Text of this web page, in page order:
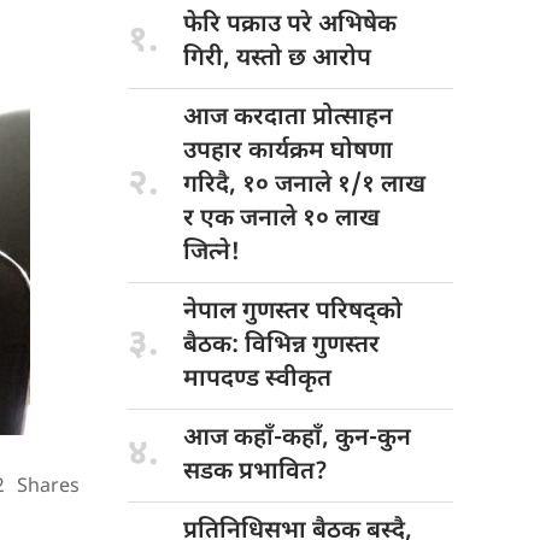
Shares
१. फेरि पक्राउपरे अभिषेक
गिरी, यस्तो छ आरोप
२.
आज करदाताप्रोत्साहन
उपहार कार्यक्रम घोषणा
गरिदै, १० जनाले १/१ लाख
र एक जनाले १० लाख
जित्ने!
३.
नेपाल गुणस्तरपरिषद्को
बैठक: विभिन्न गुणस्तर
मापदण्ड स्वीकृत
४. आज कहाँ-कहाँ, कुन-कुन
सडक प्रभावित?
प्रतिनिधिसभा बैठकबस्दै,